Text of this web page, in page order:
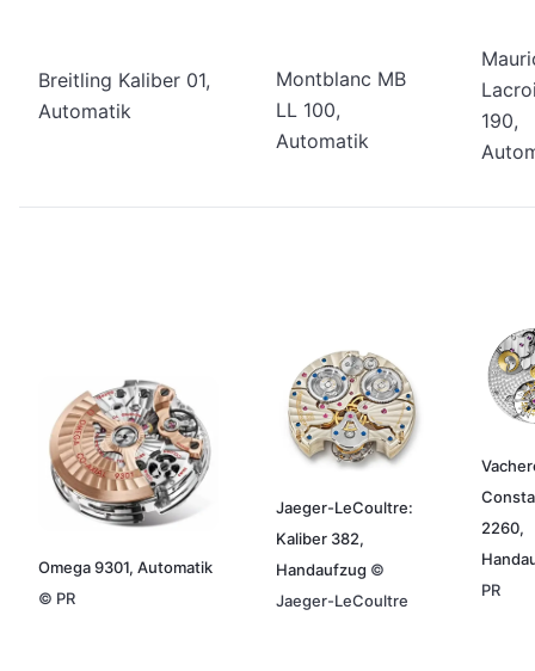
Breitling Kaliber 01,
Automatik
Montblanc MB
LL 100,
Automatik
190,
Omega 9301, Automatik
© PR
Jaeger-LeCoultre:
Kaliber 382,
Handaufzug ©
Jaeger-LeCoultre
2260,
PR